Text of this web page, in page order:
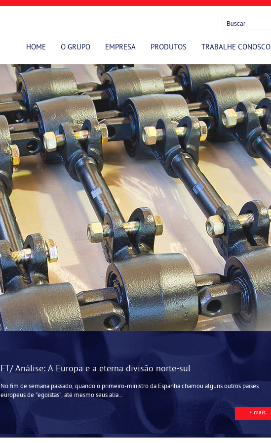
HOME O GRUPO EMPRESA PRODUTOS TRABALHE CONOSCO
FT/ Análise: A Europa e a eterna divisão norte-sul
No fim de semana passado, quando o primeiro-ministro da Espanha chamou alguns outros países
europeus de “egoístas”, até mesmo seus alia...
+ mais